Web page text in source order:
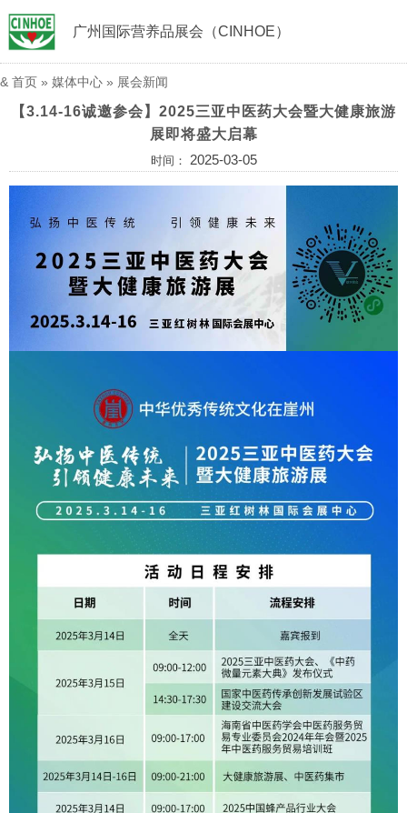
广州国际营养品展会（CINHOE）
& 首页 » 媒体中心 » 展会新闻
【3.14-16诚邀参会】2025三亚中医药大会暨大健康旅游
展即将盛大启幕
时间： 2025-03-05